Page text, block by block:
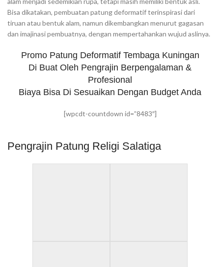
Bisa dikatakan, pembuatan patung deformatif terinspirasi dari
tiruan atau bentuk alam, namun dikembangkan menurut gagasan
dan imajinasi pembuatnya, dengan mempertahankan wujud aslinya.
Promo Patung Deformatif Tembaga Kuningan
Di Buat Oleh Pengrajin Berpengalaman &
Profesional
Biaya Bisa Di Sesuaikan Dengan Budget Anda
[wpcdt-countdown id=”8483″]
Pengrajin Patung Religi Salatiga